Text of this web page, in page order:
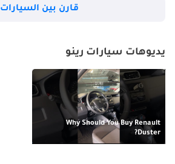
TBD
TBD
قارن بين السيارات
يديوهات سيارات رينو
Why Should You Buy Renault
Duster?